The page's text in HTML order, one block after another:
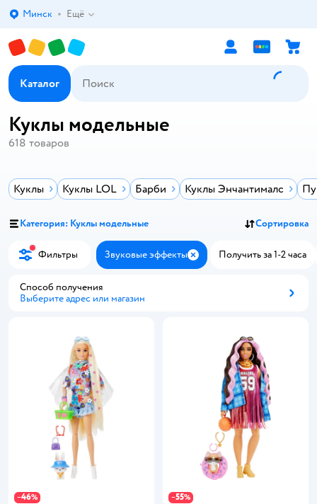
Выбор адреса доставки.
Минск Ещё
Каталог
Куклы модельные
618 товаров
Куклы Куклы LOL Барби Куклы Энчантималс
Категория: Куклы модельные Сортировка
Фильтры Звуковые эффекты ЗакрытьПолучить за 1-2 часа
Способ получения
Выберите адрес или магазин
−46% −55%